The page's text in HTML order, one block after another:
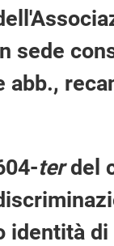
sede
abb.,
terdel
identità di